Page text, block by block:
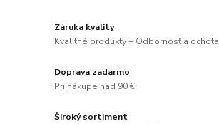
Záruka kvality
Kvalitné produkty + Odbornosť a ochota
Doprava zadarmo
Pri nákupe nad 90 €
Široký sortiment